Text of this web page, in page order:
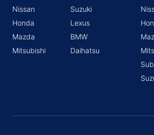
Nissan
Honda
Mazda
Mitsubishi
Suzuki
Lexus
BMW
Daihatsu